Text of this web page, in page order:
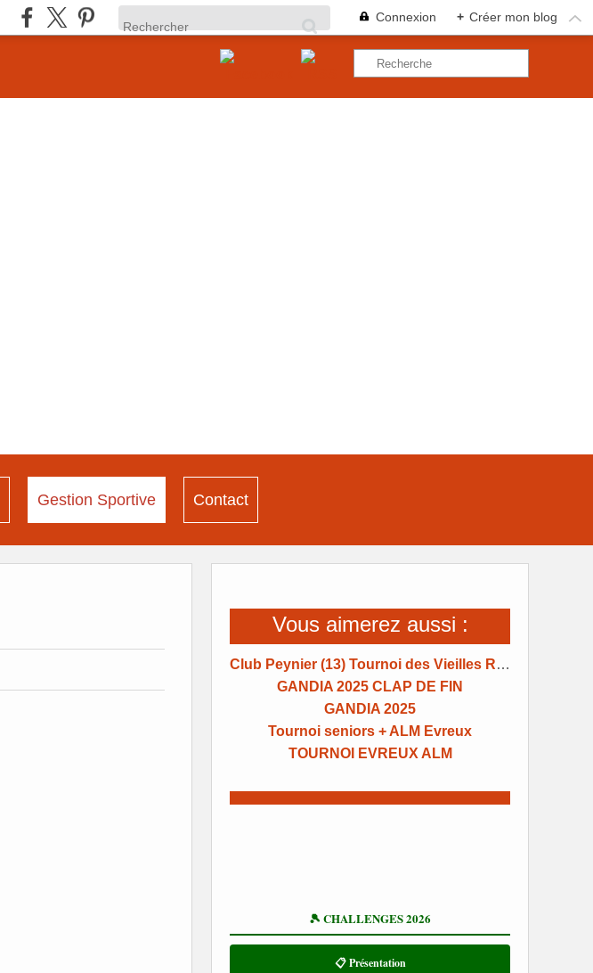
Connexion + Créer mon blog
Gestion Sportive Contact
Vous aimerez aussi :
Club Peynier (13) Tournoi des Vieilles Raquettes
GANDIA 2025 CLAP DE FIN
GANDIA 2025
Tournoi seniors + ALM Evreux
TOURNOI EVREUX ALM
🎾 CHALLENGES 2026
📋 Présentation